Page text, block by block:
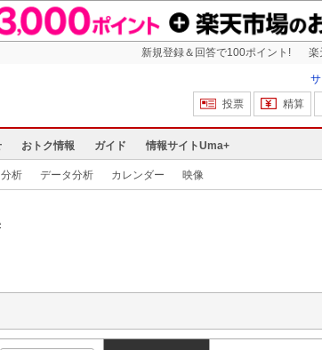
新規登録＆回答で100ポイント! 楽
投票
精算
おトク情報 ガイド 情報サイトUma+
析 データ分析 カレンダー 映像